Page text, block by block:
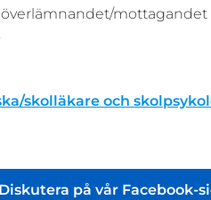
mottagandet
skolläkare och
Diskutera på vår Facebook-